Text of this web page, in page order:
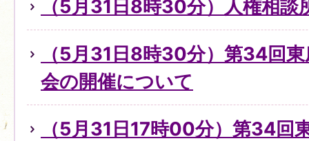
（5月31日8時30分）人権相
（5月31日8時30分）第34回
会の開催について
（5月31日17時00分）第34回